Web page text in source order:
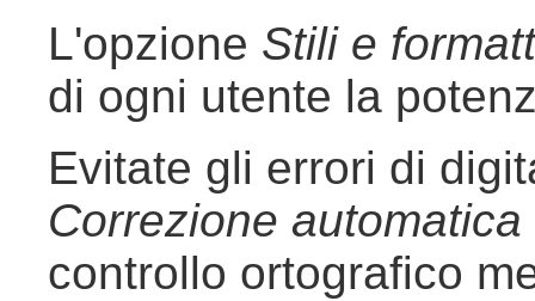
L'opzione Stili e
di ogni utente la
Evitate gli errori di
Correzione automatica
controllo ortografico